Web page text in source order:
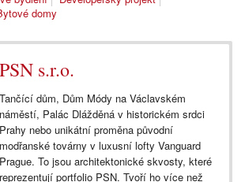
domy
PSN s.r.o.
Tančící dům, Dům Módy na Václavském
náměstí, Palác Dlážděná v historickém srdci
Prahy nebo unikátní proměna původní
modřanské továrny v luxusní lofty Vanguard
Prague. To jsou architektonické skvosty, které
reprezentují portfolio PSN. Tvoří ho více než